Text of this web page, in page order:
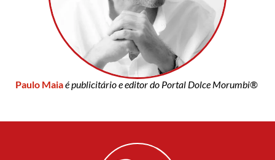
Paulo Maiaé publicitário e editor do Portal Dolce Morumbi®